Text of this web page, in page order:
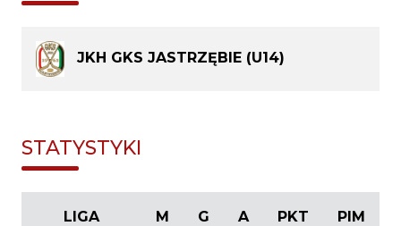
JKH GKS JASTRZĘBIE (U14)
STATYSTYKI
LIGA M G A PKT PIM